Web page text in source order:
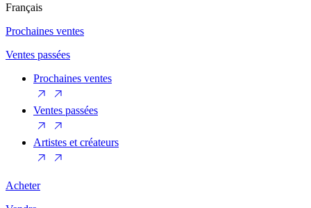
Français
Prochaines ventes
Ventes passées
Prochaines ventes
Ventes passées
Artistes et créateurs
Acheter